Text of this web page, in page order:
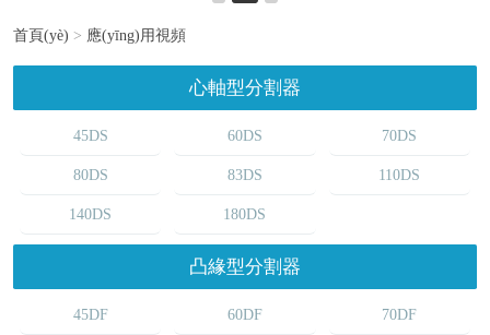
首頁(yè) > 應(yīng)用視頻
心軸型分割器
45DS 60DS 70DS
80DS 83DS 110DS
140DS 180DS
凸緣型分割器
45DF 60DF 70DF